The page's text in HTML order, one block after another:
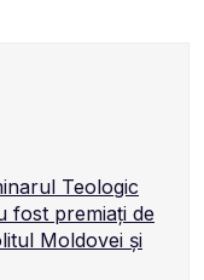
Teologic
fost premiați de
Moldovei și